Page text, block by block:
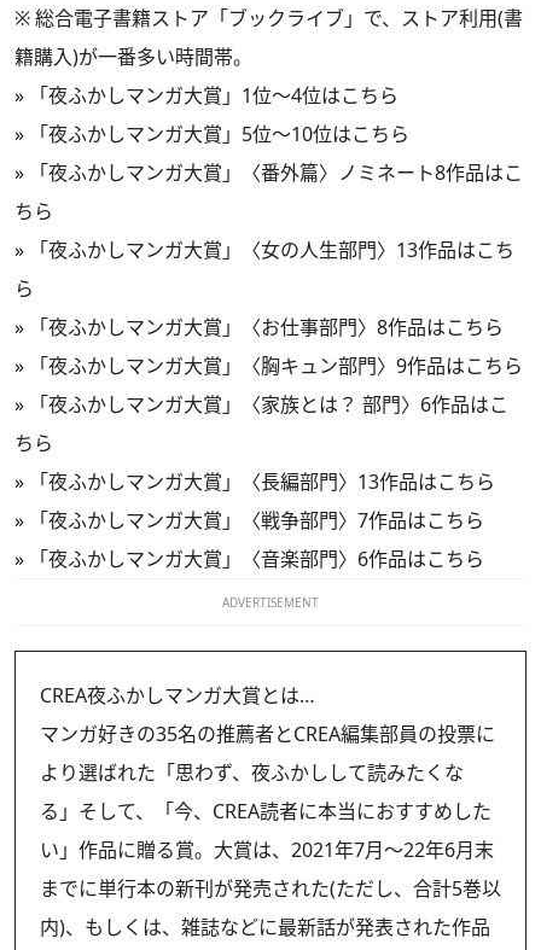
※ 総合電子書籍ストア「ブックライブ」で、ストア利用(書
籍購入)が一番多い時間帯。
»
「夜ふかしマンガ大賞」1位～4位はこちら
»
「夜ふかしマンガ大賞」5位～10位はこちら
»
「夜ふかしマンガ大賞」〈番外篇〉ノミネート8作品はこ
ちら
»
「夜ふかしマンガ大賞」〈女の人生部門〉13作品はこち
ら
»
「夜ふかしマンガ大賞」〈お仕事部門〉8作品はこちら
»
「夜ふかしマンガ大賞」〈胸キュン部門〉9作品はこちら
»
「夜ふかしマンガ大賞」〈家族とは？ 部門〉6作品はこ
ちら
»
「夜ふかしマンガ大賞」〈長編部門〉13作品はこちら
»
「夜ふかしマンガ大賞」〈戦争部門〉7作品はこちら
»
「夜ふかしマンガ大賞」〈音楽部門〉6作品はこちら
ADVERTISEMENT
CREA夜ふかしマンガ大賞とは…
マンガ好きの35名の推薦者とCREA編集部員の投票に
より選ばれた「思わず、夜ふかしして読みたくな
る」そして、「今、CREA読者に本当におすすめした
い」作品に贈る賞。大賞は、2021年7月～22年6月末
までに単行本の新刊が発売された(ただし、合計5巻以
内)、もしくは、雑誌などに最新話が発表された作品